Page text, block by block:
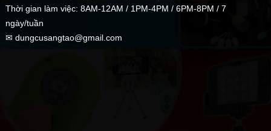
Thời gian làm việc: 8AM-12AM / 1PM-4PM / 6PM-8PM / 7
ngày/tuần
✉ dungcusangtao@gmail.com